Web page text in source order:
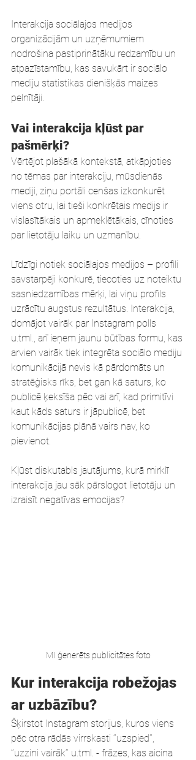
Interakcija sociālajos medijos
organizācijām un uzņēmumiem
nodrošina pastiprinātāku redzamību un
atpazīstamību, kas savukārt ir sociālo
mediju statistikas dienišķās maizes
pelnītāji.
Vai interakcija kļūst par
pašmērķi?
Vērtējot plašākā kontekstā, atkāpjoties
no tēmas par interakciju, mūsdienās
mediji, ziņu portāli cenšas izkonkurēt
viens otru, lai tieši konkrētais medijs ir
vislasītākais un apmeklētākais, cīnoties
par lietotāju laiku un uzmanību.
Līdzīgi notiek sociālajos medijos – profili
savstarpēji konkurē, tiecoties uz noteiktu
sasniedzamības mērķi, lai viņu profils
uzrādītu augstus rezultātus. Interakcija,
domājot vairāk par Instagram polls
u.tml., arī ieņem jaunu būtības formu, kas
arvien vairāk tiek integrēta sociālo mediju
komunikācijā nevis kā pārdomāts un
stratēģisks rīks, bet gan kā saturs, ko
publicē ķeksīša pēc vai arī, kad primitīvi
kaut kāds saturs ir jāpublicē, bet
komunikācijas plānā vairs nav, ko
pievienot.
Kļūst diskutabls jautājums, kurā mirklī
interakcija jau sāk pārslogot lietotāju un
izraisīt negatīvas emocijas?
MI ģenerēts publicitātes foto
Kur interakcija robežojas
ar uzbāzību?
Šķirstot Instagram storijus, kuros viens
pēc otra rādās virrskasti ‘’uzspied’’,
‘’uzzini vairāk’’ u.tml. - frāzes, kas aicina